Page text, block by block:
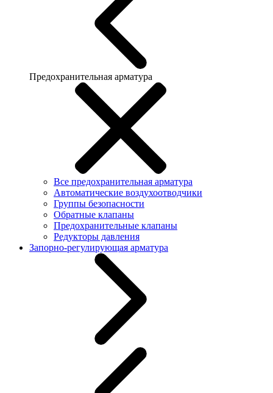
Предохранительная арматура
Все предохранительная арматура
Автоматические воздухоотводчики
Группы безопасности
Обратные клапаны
Предохранительные клапаны
Редукторы давления
Запорно-регулирующая арматура